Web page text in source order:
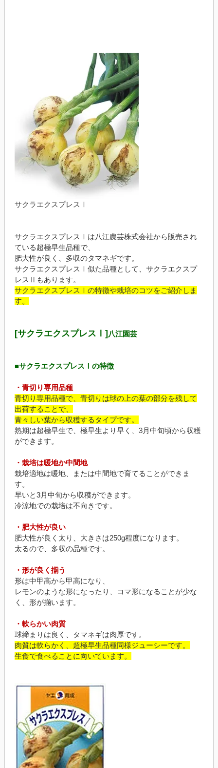
サクラエクスプレスⅠ
サクラエクスプレスⅠは八江農芸株式会社から販売され
ている超極早生品種で、
肥大性が良く、多収のタマネギです。
サクラエクスプレスⅠ似た品種として、サクラエクスプ
レスⅡもあります。
サクラエクスプレスⅠの特徴や栽培のコツをご紹介しま
す。
[サクラエクスプレスⅠ]八江園芸
■サクラエクスプレスⅠの特徴
・青切り専用品種
青切り専用品種で、青切りは球の上の葉の部分を残して
出荷することで、
青々しい葉から収穫するタイプです。
熟期は超極早生で、極早生より早く、3月中旬頃から収穫
ができます。
・栽培は暖地か中間地
栽培適地は暖地、または中間地で育てることができま
す。
早いと3月中旬から収穫ができます。
冷涼地での栽培は不向きです。
・肥大性が良い
肥大性が良く太り、大きさは250g程度になります。
太るので、多収の品種です。
・形が良く揃う
形は中甲高から甲高になり、
レモンのような形になったり、コマ形になることが少な
く、形が揃います。
・軟らかい肉質
球締まりは良く、タマネギは肉厚です。
肉質は軟らかく、超極早生品種同様ジューシーです。
生食で食べることに向いています。